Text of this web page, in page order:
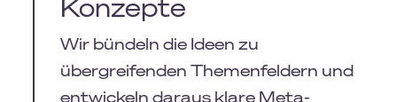
Konzepte
Wir bündeln die Ideen zu
übergreifenden Themenfeldern und
entwickeln daraus klare Meta-